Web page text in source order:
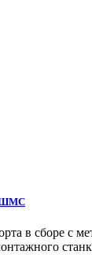
ШМС
в сборе с